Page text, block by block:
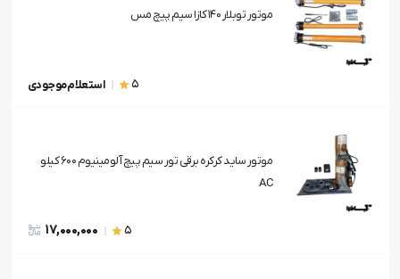
موتور توبلار ۱۴۰ کازا سیم پیچ مس
5 استعلام موجودی
موتور ساید کرکره برقی تور سیم پیچ آلومینیوم 600 کیلو
AC
5
17,000,000